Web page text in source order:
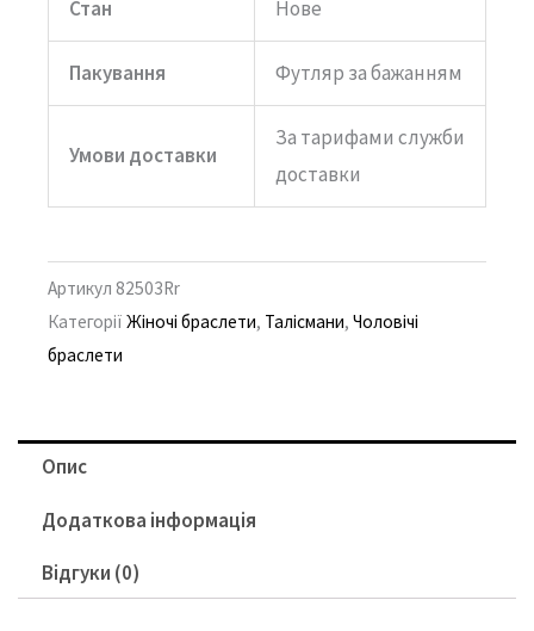
Стан Нове
Пакування Футляр за бажанням
Умови доставки
За тарифами служби
доставки
Артикул 82503Rr
Категорії Жіночі браслети, Талісмани, Чоловічі
браслети
Опис
Додаткова інформація
Відгуки (0)